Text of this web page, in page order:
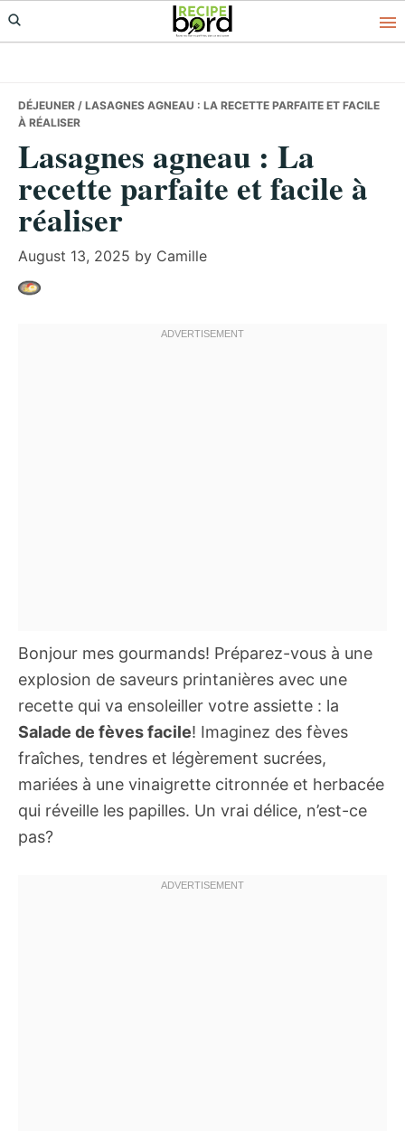
Skip
to
Skip
to
Skip
to
DÉJEUNER / LASAGNES AGNEAU : LA RECETTE PARFAITE ET FACILE
À RÉALISER
Lasagnes agneau : La
recette parfaite et facile à
réaliser
August 13, 2025 by Camille
Bonjour mes gourmands! Préparez-vous à une
explosion de saveurs printanières avec une
recette qui va ensoleiller votre assiette : la
Salade de fèves facile! Imaginez des fèves
fraîches, tendres et légèrement sucrées,
mariées à une vinaigrette citronnée et herbacée
qui réveille les papilles. Un vrai délice, n’est-ce
pas?